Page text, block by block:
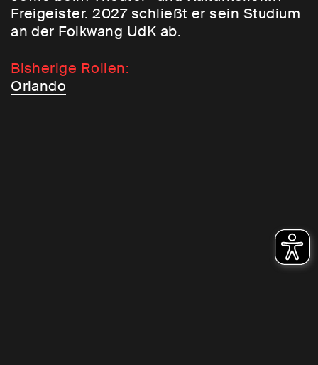
Freigeister. 2027 schließt er sein Studium
an der Folkwang UdK ab.
Bisherige Rollen:
Orlando